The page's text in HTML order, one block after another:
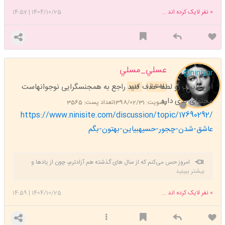
1404/10/25
|
14:57 0 نفر لایک کرده اند ...
عسلي_مسلي
مدیر استارتر
عضویت: 1398/02/31 تعداد پست: 3565
@niniyar
این تاپیک رو لطفا حذف کنید راجع به همجنسگرایی نوجوانهاست
محتوای بدی داره
https://www.ninisite.com/discussion/topic/17690292/
عاشق-شدن-چجور-حسیهبیاین-بهتون-بگم
امروز حس می‌کنم که از سال های گذشته هم آزادترم، چون از یادها و
امیدهای واهی رها شده‌ام. می‌دانم که هیچ چیز دوام ندارد.
بیشتر ببینید
1404/10/25
|
14:59 0 نفر لایک کرده اند ...